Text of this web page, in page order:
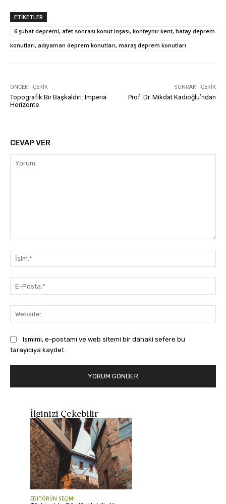
ETIKETLER
6 şubat depremi, afet sonrası konut inşası, konteynır kent, hatay deprem
konutları, adıyaman deprem konutları, maraş deprem konutları
ÖNCEKI İÇERIK
Topografik Bir Başkaldırı: Imperia
Horizonte
SONRAKI İÇERIK
Prof. Dr. Mikdat Kadıoğlu’ndan
CEVAP VER
Ismimi, e-postamı ve web sitemi bir dahaki sefere bu
tarayıcıya kaydet.
İlginizi Çekebilir
EDİTÖRÜN SEÇİMİ